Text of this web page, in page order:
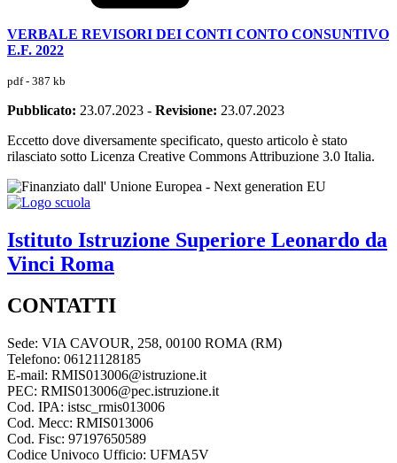
VERBALE REVISORI DEI CONTI CONTO CONSUNTIVO
E.F. 2022
pdf - 387 kb
Pubblicato: 23.07.2023 - Revisione: 23.07.2023
Eccetto dove diversamente specificato, questo articolo è stato
rilasciato sotto Licenza Creative Commons Attribuzione 3.0 Italia.
Istituto Istruzione Superiore Leonardo da
Vinci Roma
CONTATTI
Sede: VIA CAVOUR, 258, 00100 ROMA (RM)
Telefono: 06121128185
E-mail: RMIS013006@istruzione.it
PEC: RMIS013006@pec.istruzione.it
Cod. IPA: istsc_rmis013006
Cod. Mecc: RMIS013006
Cod. Fisc: 97197650589
Codice Univoco Ufficio: UFMA5V